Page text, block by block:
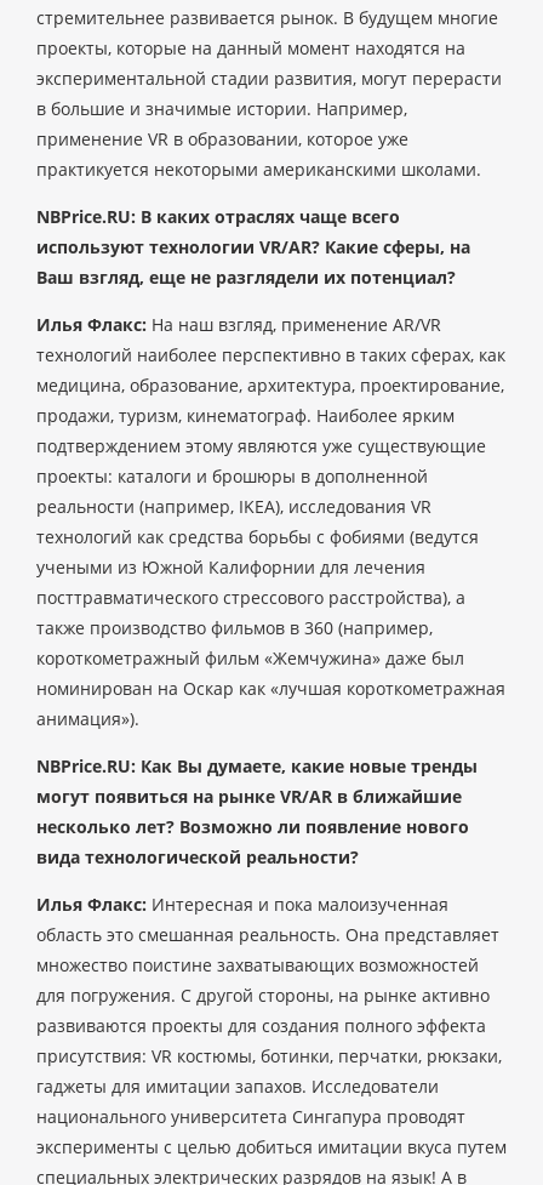
стремительнее развивается рынок. В будущем многие
проекты, которые на данный момент находятся на
экспериментальной стадии развития, могут перерасти
в большие и значимые истории. Например,
применение VR в образовании, которое уже
практикуется некоторыми американскими школами.
NBPrice.RU: В каких отраслях чаще всего
используют технологии VR/AR? Какие сферы, на
Ваш взгляд, еще не разглядели их потенциал?
Илья Флакс: На наш взгляд, применение AR/VR
технологий наиболее перспективно в таких сферах, как
медицина, образование, архитектура, проектирование,
продажи, туризм, кинематограф. Наиболее ярким
подтверждением этому являются уже существующие
проекты: каталоги и брошюры в дополненной
реальности (например, IKEA), исследования VR
технологий как средства борьбы с фобиями (ведутся
учеными из Южной Калифорнии для лечения
посттравматического стрессового расстройства), а
также производство фильмов в 360 (например,
короткометражный фильм «Жемчужина» даже был
номинирован на Оскар как «лучшая короткометражная
анимация»).
NBPrice.RU: Как Вы думаете, какие новые тренды
могут появиться на рынке VR/AR в ближайшие
несколько лет? Возможно ли появление нового
вида технологической реальности?
Илья Флакс: Интересная и пока малоизученная
область это смешанная реальность. Она представляет
множество поистине захватывающих возможностей
для погружения. С другой стороны, на рынке активно
развиваются проекты для создания полного эффекта
присутствия: VR костюмы, ботинки, перчатки, рюкзаки,
гаджеты для имитации запахов. Исследователи
национального университета Сингапура проводят
эксперименты с целью добиться имитации вкуса путем
специальных электрических разрядов на язык! А в